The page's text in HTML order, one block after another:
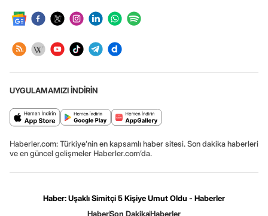
UYGULAMAMIZI İNDİRİN
Haberler.com: Türkiye’nin en kapsamlı haber sitesi. Son dakika haberleri
ve en güncel gelişmeler Haberler.com’da.
Haber: Uşaklı Simitçi 5 Kişiye Umut Oldu - Haberler
HaberSon DakikaHaberler